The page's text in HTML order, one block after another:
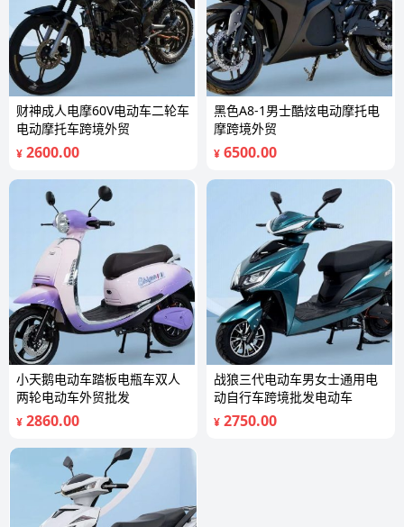
财神成人电摩60V电动车二轮车
电动摩托车跨境外贸
¥ 2600.00
黑色A8-1男士酷炫电动摩托电
摩跨境外贸
¥ 6500.00
小天鹅电动车踏板电瓶车双人
两轮电动车外贸批发
¥ 2860.00
战狼三代电动车男女士通用电
动自行车跨境批发电动车
¥ 2750.00